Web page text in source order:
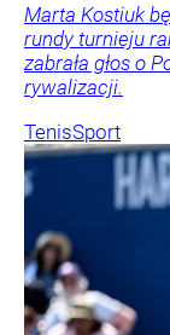
Marta Kostiuk
rundy turnieju
zabrała głos o
rywalizacji.
TenisSport